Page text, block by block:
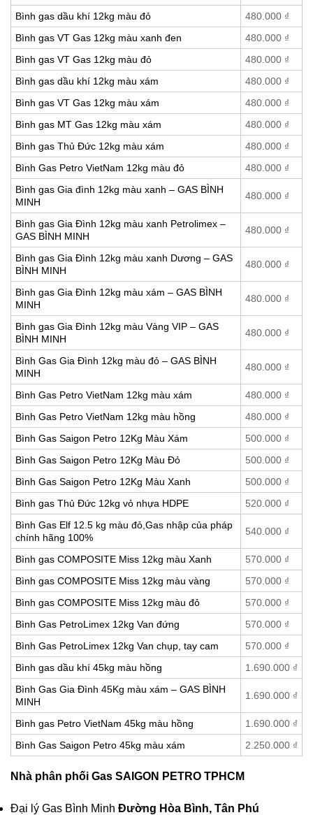
Bình gas dầu khí 12kg màu đỏ 480.000 ₫
Bình gas VT Gas 12kg màu xanh đen
480.000 ₫
Bình gas VT Gas 12kg màu đỏ
480.000 ₫
Bình gas dầu khí 12kg màu xám
480.000 ₫
Bình gas VT Gas 12kg màu xám
480.000 ₫
Bình gas MT Gas 12kg màu xám
480.000 ₫
Bình gas Thủ Đức 12kg màu xám
480.000 ₫
Bình Gas Petro VietNam 12kg màu đỏ
480.000 ₫
Bình gas Gia đình 12kg màu xanh – GAS BÌNH
MINH
480.000 ₫
Bình gas Gia Đình 12kg màu xanh Petrolimex –
GAS BÌNH MINH
480.000 ₫
Bình gas Gia Đình 12kg màu xanh Dương – GAS
BÌNH MINH
480.000 ₫
Bình gas Gia Đình 12kg màu xám – GAS BÌNH
MINH
480.000 ₫
Bình gas Gia Đình 12kg màu Vàng VIP – GAS
BÌNH MINH
480.000 ₫
Bình Gas Gia Đình 12kg màu đỏ – GAS BÌNH
MINH
480.000 ₫
Bình Gas Petro VietNam 12kg màu xám 480.000 ₫
Bình Gas Petro VietNam 12kg màu hồng
480.000 ₫
Bình Gas Saigon Petro 12Kg Màu Xám
500.000 ₫
Bình Gas Saigon Petro 12Kg Màu Đỏ
500.000 ₫
Bình Gas Saigon Petro 12Kg Màu Xanh
500.000 ₫
Bình gas Thủ Đức 12kg vỏ nhựa HDPE
520.000 ₫
Bình Gas Elf 12.5 kg màu đỏ,Gas nhập của pháp
chính hãng 100%
540.000 ₫
Bình gas COMPOSITE Miss 12kg màu Xanh 570.000 ₫
Bình gas COMPOSITE Miss 12kg màu vàng
570.000 ₫
Bình gas COMPOSITE Miss 12kg màu đỏ
570.000 ₫
Bình Gas PetroLimex 12kg Van đứng
570.000 ₫
Bình Gas PetroLimex 12kg Van chụp, tay cam
570.000 ₫
Bình gas dầu khí 45kg màu hồng
1.690.000 ₫
Bình Gas Gia Đình 45Kg màu xám – GAS BÌNH
MINH
1.690.000 ₫
Bình gas Petro VietNam 45kg màu hồng 1.690.000 ₫
Bình Gas Saigon Petro 45kg màu xám
2.250.000 ₫
Nhà phân phối Gas SAIGON PETRO TPHCM
Đại lý Gas Bình Minh Đường Hòa Bình, Tân Phú